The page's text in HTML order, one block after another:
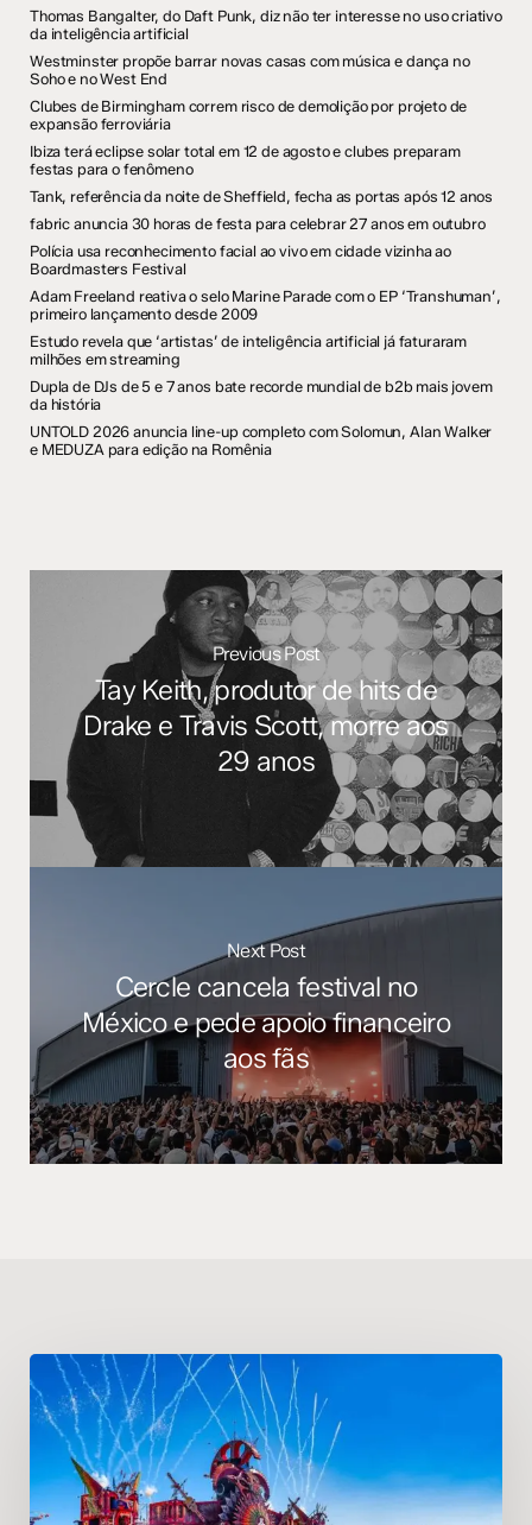
Thomas Bangalter, do Daft Punk, diz não ter interesse no uso criativo
da inteligência artificial
Westminster propõe barrar novas casas com música e dança no
Soho e no West End
Clubes de Birmingham correm risco de demolição por projeto de
expansão ferroviária
Ibiza terá eclipse solar total em 12 de agosto e clubes preparam
festas para o fenômeno
Tank, referência da noite de Sheffield, fecha as portas após 12 anos
fabric anuncia 30 horas de festa para celebrar 27 anos em outubro
Polícia usa reconhecimento facial ao vivo em cidade vizinha ao
Boardmasters Festival
Adam Freeland reativa o selo Marine Parade com o EP ‘Transhuman’,
primeiro lançamento desde 2009
Estudo revela que ‘artistas’ de inteligência artificial já faturaram
milhões em streaming
Dupla de DJs de 5 e 7 anos bate recorde mundial de b2b mais jovem
da história
UNTOLD 2026 anuncia line-up completo com Solomun, Alan Walker
e MEDUZA para edição na Romênia
Previous Post
Tay Keith, produtor de hits de
Drake e Travis Scott, morre aos
29 anos
Next Post
Cercle cancela festival no
México e pede apoio financeiro
aos fãs
Defqon.1
confirma
reembolsos
rollover
de